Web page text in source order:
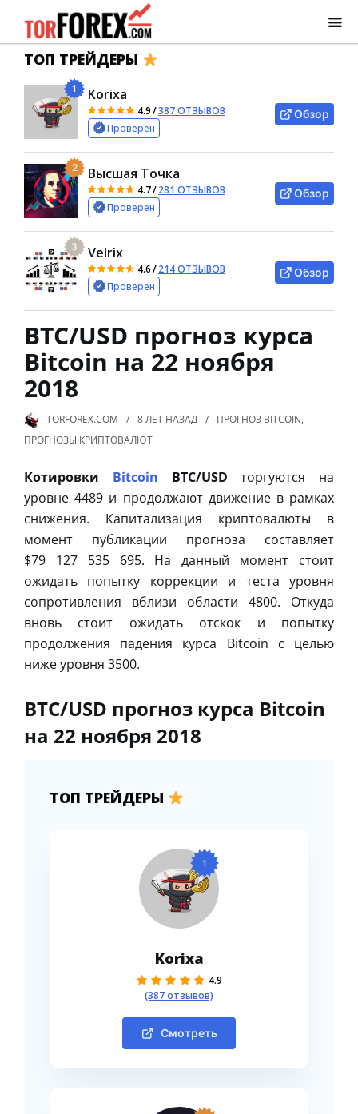
ТОП ТРЕЙДЕРЫ
1 Korixa
4.9/387 ОТЗЫВОВ
Проверен
Обзор
2 Высшая Точка
4.7/281 ОТЗЫВОВ
Проверен
Обзор
3 Velrix
4.6/214 ОТЗЫВОВ
Проверен
Обзор
BTC/USD прогноз курса
Bitcoin на 22 ноября
2018
TORFOREX.COM 8 ЛЕТ НАЗАД ПРОГНОЗ BITCOIN,
ПРОГНОЗЫ КРИПТОВАЛЮТ
Котировки Bitcoin BTC/USD торгуются на
уровне 4489 и продолжают движение в рамках
снижения. Капитализация криптовалюты в
момент публикации прогноза составляет
$79 127 535 695. На данный момент стоит
ожидать попытку коррекции и теста уровня
сопротивления вблизи области 4800. Откуда
вновь стоит ожидать отскок и попытку
продолжения падения курса Bitcoin с целью
ниже уровня 3500.
BTC/USD прогноз курса Bitcoin
на 22 ноября 2018
ТОП ТРЕЙДЕРЫ
1
Korixa
4.9
(387 отзывов)
Смотреть